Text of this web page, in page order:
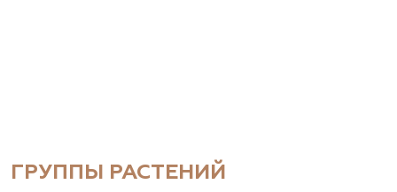
ГРУППЫ РАСТЕНИЙ